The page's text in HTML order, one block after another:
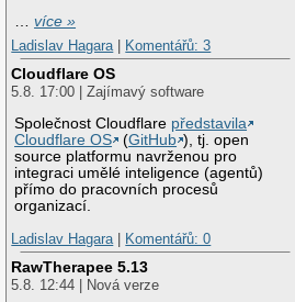
…více »
Ladislav Hagara
Komentářů: 3
Cloudflare OS
5.8. 17:00 | Zajímavý software
Společnost Cloudflare představila
Cloudflare OS
(GitHub ), tj. open
source platformu navrženou pro
integraci umělé inteligence (agentů)
přímo do pracovních procesů
organizací.
Ladislav Hagara
Komentářů: 0
RawTherapee 5.13
5.8. 12:44 | Nová verze